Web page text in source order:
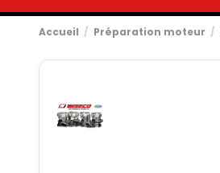
Accueil Préparation moteur